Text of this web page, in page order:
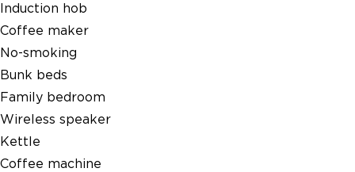
Induction hob
Coffee maker
No-smoking
Bunk beds
Family bedroom
Wireless speaker
Kettle
Coffee machine